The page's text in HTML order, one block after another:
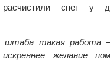
расчистили снег у
штаба такая работа
желание